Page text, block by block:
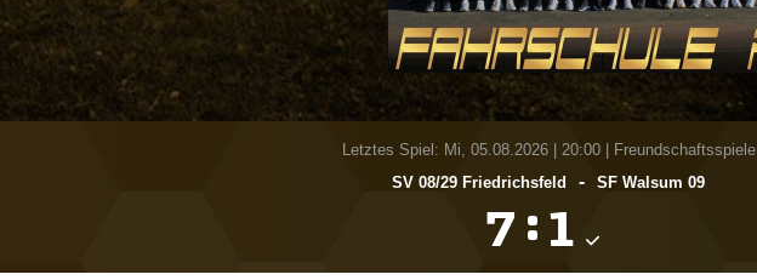
Letztes Spiel: Mi, 05.08.2026| 20:00 | Freundschaftsspiele
SV 08/​29 Friedrichsfeld
- SF Walsum 09
 : 